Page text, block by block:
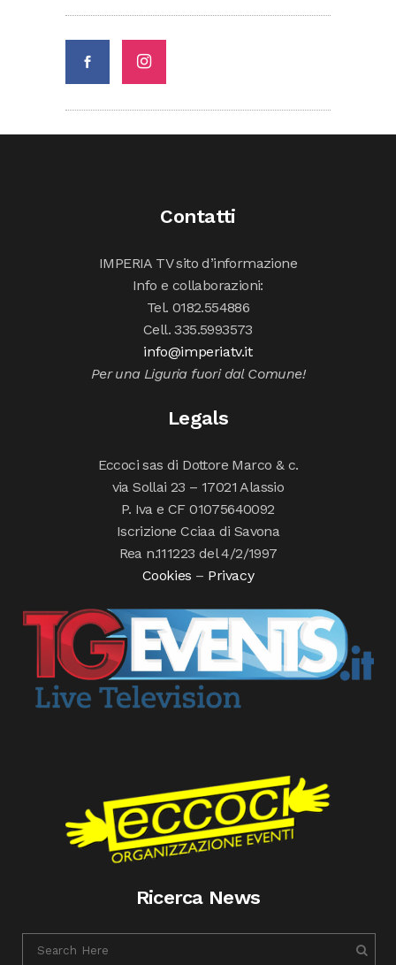
Contatti
IMPERIA TV sito d’informazione
Info e collaborazioni:
Tel. 0182.554886
Cell. 335.5993573
info@imperiatv.it
Per una Liguria fuori dal Comune!
Legals
Eccoci sas di Dottore Marco & c.
via Sollai 23 – 17021 Alassio
P. Iva e CF 01075640092
Iscrizione Cciaa di Savona
Rea n.111223 del 4/2/1997
Cookies – Privacy
Ricerca News